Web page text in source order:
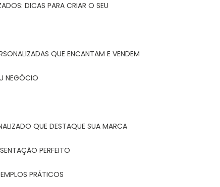
DICAS PARA CRIAR O SEU
QUE ENCANTAM E VENDEM
NEGÓCIO
QUE DESTAQUE SUA MARCA
PERFEITO
PRÁTICOS